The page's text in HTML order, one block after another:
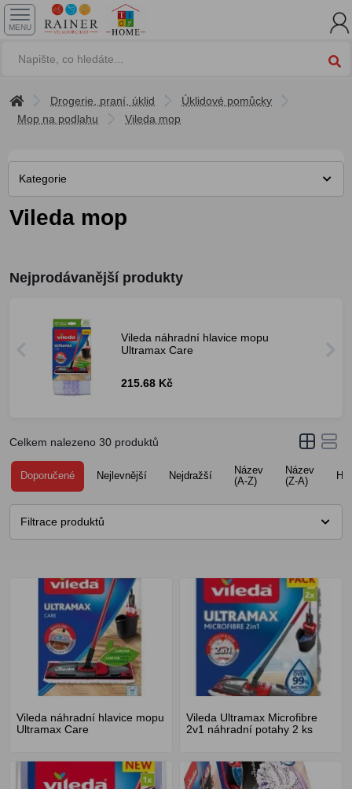
MENU
Drogerie, praní, úklid
Úklidové pomůcky
Mop na podlahu
Vileda mop
Kategorie
Vileda mop
Nejprodávanější produkty
Vileda náhradní hlavice mopu
Ultramax Care
215.68 Kč
Celkem nalezeno 30 produktů
Doporučené Nejlevnější Nejdražší
Název
(A-Z)
Název
(Z-A)
Filtrace produktů
Vileda náhradní hlavice mopu
Ultramax Care
Vileda Ultramax Microfibre
2v1 náhradní potahy 2 ks